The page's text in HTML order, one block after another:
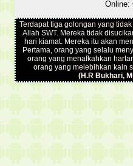
Online:
Terdapat tiga golongan yang
Allah SWT. Mereka tidak
hari kiamat. Mereka itu akan
Pertama, orang yang selalu
orang yang menafkahkan
orang yang melebihkan kain
(H.R Bukhari,